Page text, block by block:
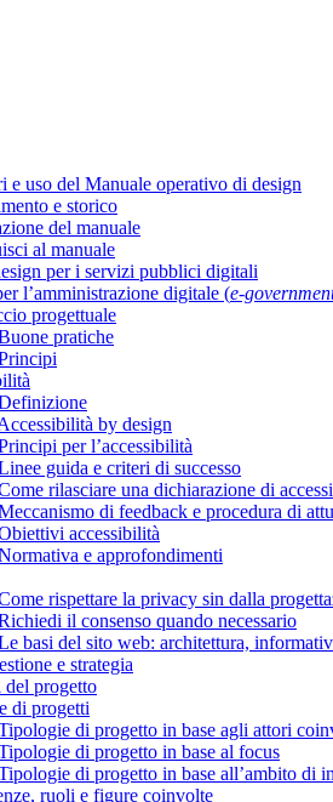
e uso del Manuale operativo di design
e storico
del manuale
al manuale
per i servizi pubblici digitali
l’amministrazione digitale (e-
progettuale
pratiche
by design
per l’accessibilità
guida e criteri di successo
rilasciare una dichiarazione di
di feedback e procedura di
accessibilità
e approfondimenti
rispettare la privacy sin dalla
il consenso quando necessario
basi del sito web: architettura,
e strategia
progetto
di progetti
di progetto in base agli attori
di progetto in base al focus
di progetto in base all’ambito di
ruoli e figure coinvolte